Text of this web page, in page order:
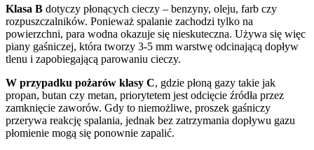
Klasa B dotyczy płonących cieczy – benzyny, oleju, farb czy
rozpuszczalników. Ponieważ spalanie zachodzi tylko na
powierzchni, para wodna okazuje się nieskuteczna. Używa się więc
piany gaśniczej, która tworzy 3-5 mm warstwę odcinającą dopływ
tlenu i zapobiegającą parowaniu cieczy.
W przypadku pożarów klasy C, gdzie płoną gazy takie jak
propan, butan czy metan, priorytetem jest odcięcie źródła przez
zamknięcie zaworów. Gdy to niemożliwe, proszek gaśniczy
przerywa reakcję spalania, jednak bez zatrzymania dopływu gazu
płomienie mogą się ponownie zapalić.